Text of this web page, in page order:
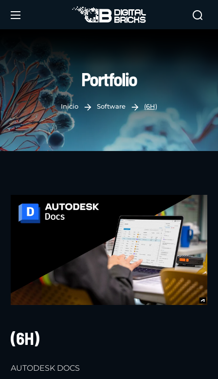
Portfolio
Inicio Software (6H)
(6H)
AUTODESK DOCS